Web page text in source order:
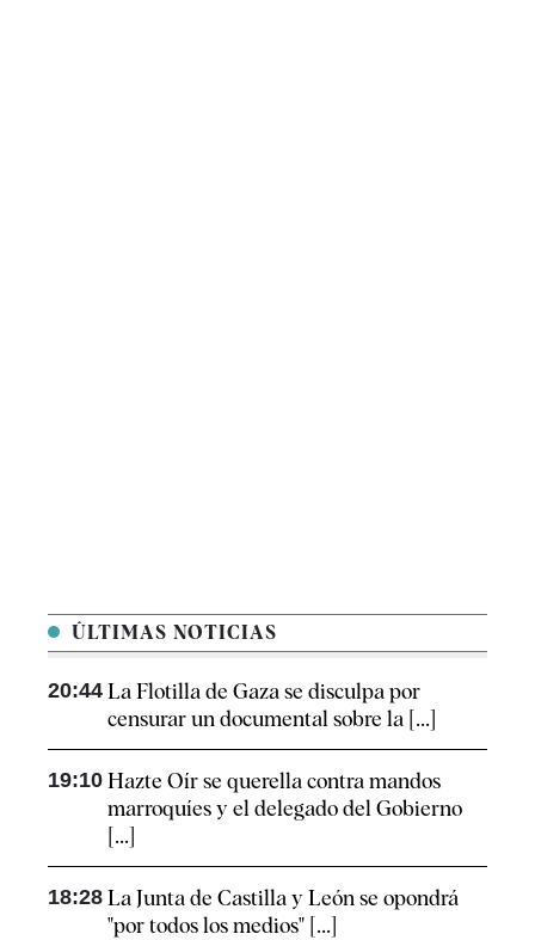
ÚLTIMAS NOTICIAS
20:44 La Flotilla de Gaza se disculpa por
censurar un documental sobre la [...]
19:10 Hazte Oír se querella contra mandos
marroquíes y el delegado del Gobierno
[...]
18:28 La Junta de Castilla y León se opondrá
"por todos los medios" [...]